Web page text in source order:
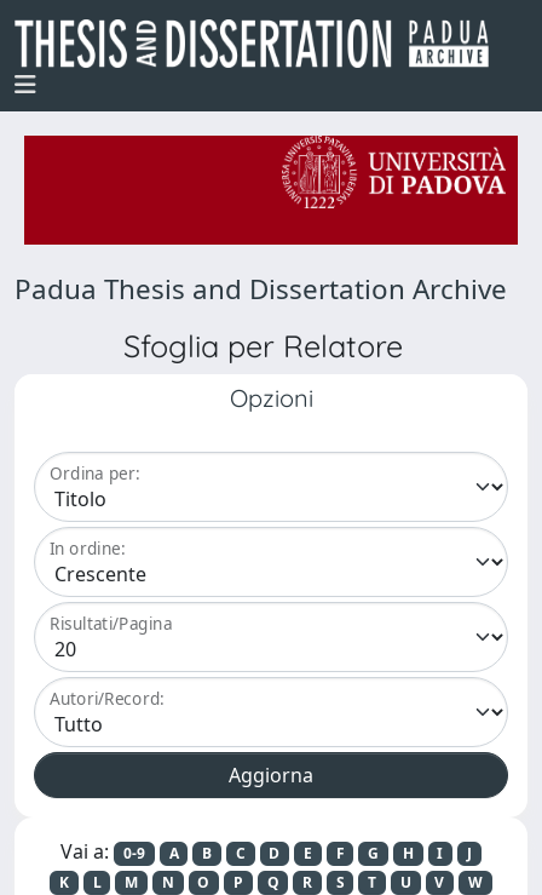
Padua Thesis and Dissertation Archive
Sfoglia per Relatore
Opzioni
Ordina per:
In ordine:
Risultati/Pagina
Autori/Record:
Vai a: 0-9 A B C D E F G H I
J
K
L M N O P Q R S T U V
W